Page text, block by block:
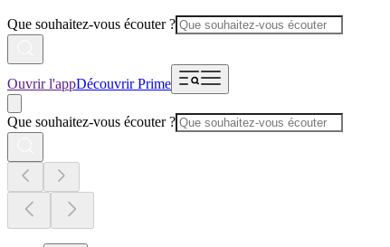
Que souhaitez-vous écouter ?
Ouvrir l'appDécouvrir Prime
Que souhaitez-vous écouter ?